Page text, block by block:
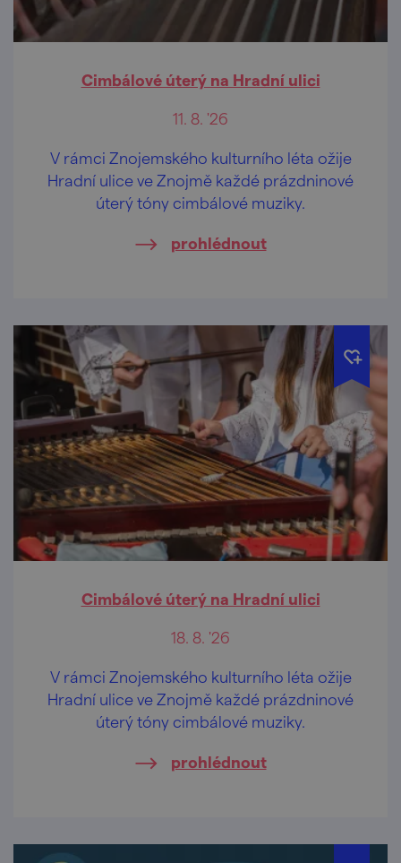
Cimbálové úterý na Hradní ulici
11. 8. '26
V rámci Znojemského kulturního léta ožije
Hradní ulice ve Znojmě každé prázdninové
úterý tóny cimbálové muziky.
prohlédnout
Cimbálové úterý na Hradní ulici
18. 8. '26
V rámci Znojemského kulturního léta ožije
Hradní ulice ve Znojmě každé prázdninové
úterý tóny cimbálové muziky.
prohlédnout